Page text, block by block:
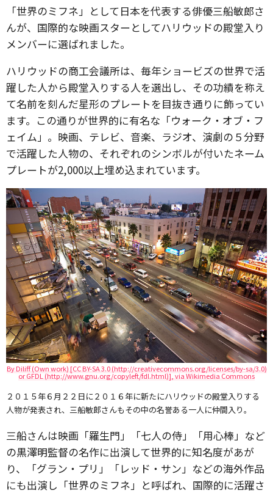
「世界のミフネ」として日本を代表する俳優三船敏郎さ
んが、国際的な映画スターとしてハリウッドの殿堂入り
メンバーに選ばれました。
ハリウッドの商工会議所は、毎年ショービズの世界で活
躍した人から殿堂入りする人を選出し、その功績を称え
て名前を刻んだ星形のプレートを目抜き通りに飾ってい
ます。この通りが世界的に有名な「ウォーク・オブ・フ
ェイム」。映画、テレビ、音楽、ラジオ、演劇の５分野
で活躍した人物の、それぞれのシンボルが付いたネーム
プレートが2,000以上埋め込まれています。
By Diliff (Own work) [CC BY-SA 3.0 (http://creativecommons.org/licenses/by-sa/3.0)
or GFDL (http://www.gnu.org/copyleft/fdl.html)], via Wikimedia Commons
２０１５年６月２２日に２０１６年に新たにハリウッドの殿堂入りする
人物が発表され、三船敏郎さんもその中の名誉ある一人に仲間入り。
三船さんは映画「羅生門」「七人の侍」「用心棒」など
の黒澤明監督の名作に出演して世界的に知名度があが
り、「グラン・プリ」「レッド・サン」などの海外作品
にも出演し「世界のミフネ」と呼ばれ、国際的に活躍さ